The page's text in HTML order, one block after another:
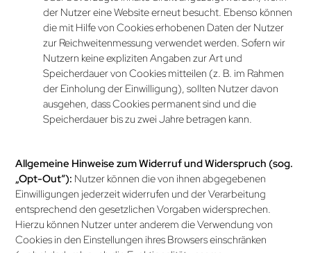
der Nutzer eine Website erneut besucht. Ebenso können
die mit Hilfe von Cookies erhobenen Daten der Nutzer
zur Reichweiten­messung verwendet werden. Sofern wir
Nutzern keine expliziten Angaben zur Art und
Speicherdauer von Cookies mitteilen (z. B. im Rahmen
der Einholung der Einwilligung), sollten Nutzer davon
ausgehen, dass Cookies permanent sind und die
Speicherdauer bis zu zwei Jahre betragen kann.
Allgemeine Hinweise zum Widerruf und Widerspruch (sog.
„Opt-Out“): Nutzer können die von ihnen abgegebenen
Einwilligungen jederzeit widerrufen und der Verarbeitung
entsprechend den gesetzlichen Vorgaben widersprechen.
Hierzu können Nutzer unter anderem die Verwendung von
Cookies in den Einstellungen ihres Browsers einschränken